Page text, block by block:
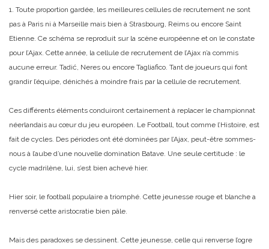
1. Toute proportion gardée, les meilleures cellules de recrutement ne sont
pas à Paris ni à Marseille mais bien à Strasbourg, Reims ou encore Saint
Etienne. Ce schéma se reproduit sur la scène européenne et on le constate
pour l’Ajax. Cette année, la cellule de recrutement de l’Ajax n’a commis
aucune erreur. Tadić, Neres ou encore Tagliafico. Tant de joueurs qui font
grandir l’équipe, dénichés à moindre frais par la cellule de recrutement.
Ces différents éléments conduiront certainement à replacer le championnat
néerlandais au cœur du jeu européen. Le Football, tout comme l’Histoire, est
fait de cycles. Des périodes ont été dominées par l’Ajax, peut-être sommes-
nous à l’aube d’une nouvelle domination Batave. Une seule certitude : le
cycle madrilène, lui, s’est bien achevé hier.
Hier soir, le football populaire a triomphé. Cette jeunesse rouge et blanche a
renversé cette aristocratie bien pâle.
Mais des paradoxes se dessinent. Cette jeunesse, celle qui renverse l’ogre